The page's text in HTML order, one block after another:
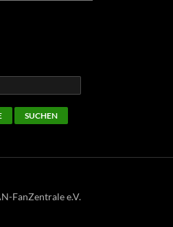
FanZentrale e.V.